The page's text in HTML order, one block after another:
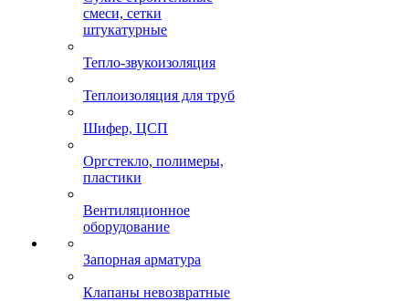
смеси, сетки
штукатурные
Тепло-звукоизоляция
Теплоизоляция для труб
Шифер, ЦСП
Оргстекло, полимеры,
пластики
Вентиляционное
оборудование
Запорная арматура
Клапаны невозвратные